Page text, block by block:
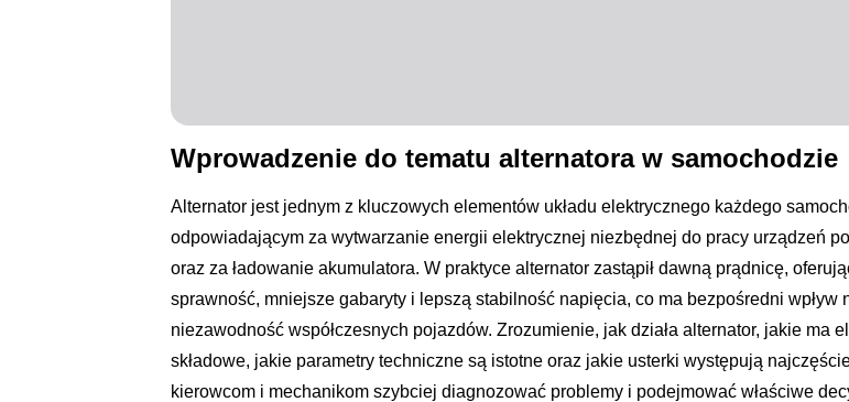
Wprowadzenie do tematu alternatora w samochodzie
Alternator jest jednym z kluczowych elementów układu elektrycznego każdego
odpowiadającym za wytwarzanie energii elektrycznej niezbędnej do pracy urządzeń
oraz za ładowanie akumulatora. W praktyce alternator zastąpił dawną prądnicę,
sprawność, mniejsze gabaryty i lepszą stabilność napięcia, co ma bezpośredni wpływ
niezawodność współczesnych pojazdów. Zrozumienie, jak działa alternator, jakie ma
składowe, jakie parametry techniczne są istotne oraz jakie usterki występują
kierowcom i mechanikom szybciej diagnozować problemy i podejmować właściwe